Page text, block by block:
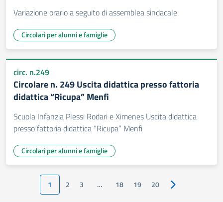
Variazione orario a seguito di assemblea sindacale
Circolari per alunni e famiglie
circ. n.249
Circolare n. 249 Uscita didattica presso fattoria
didattica “Ricupa” Menfi
Scuola Infanzia Plessi Rodari e Ximenes Uscita didattica
presso fattoria didattica “Ricupa” Menfi
Circolari per alunni e famiglie
1 2 3 … 18 19 20 Pagina